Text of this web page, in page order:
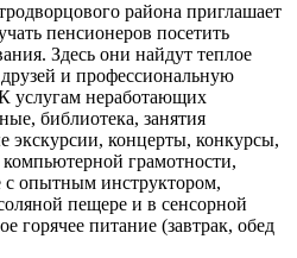
района приглашает
пенсионеров посетить
Здесь они найдут теплое
и профессиональную
услугам неработающих
библиотека, занятия
экскурсии, концерты, конкурсы,
грамотности,
с опытным инструктором,
пещере и в сенсорной
горячее питание (завтрак, обед